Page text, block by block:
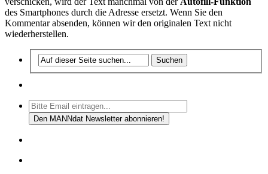
des Smartphones durch die Adresse ersetzt. Wenn Sie den
Kommentar absenden, können wir den originalen Text nicht
wiederherstellen.